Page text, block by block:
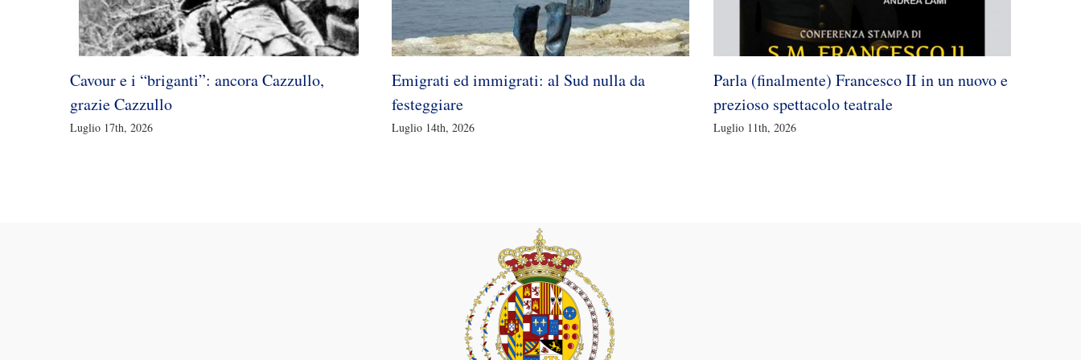
Cavour e i “briganti”: ancora Cazzullo,
grazie Cazzullo
Luglio 17th, 2026
Emigrati ed immigrati: al Sud nulla da
festeggiare
Luglio 14th, 2026
Parla (finalmente) Francesco II in un nuovo e
prezioso spettacolo teatrale
Luglio 11th, 2026